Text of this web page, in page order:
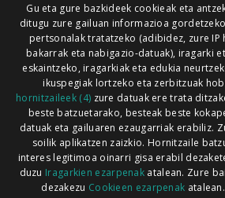
Gu eta gure bazkideek cookieak eta
ditugu zure gailuan informazioa
pertsonalak tratatzeko (adibidez, zure
bakarrak eta nabigazio-datuak), iragarki
eskaintzeko, iragarkiak eta edukia
ikuspegiak lortzeko eta zerbitzuak
hornitzaileek (4) zure datuak ere trata
beste batzuetarako, besteak beste
datuak eta gailuaren ezaugarriak erabiliz.
soilik aplikatzen zaizkio. Hornitzaile
interes legitimoa oinarri gisa erabil
duzu Iragarkien ezarpenak atalean. Zure
dezakezu Cookieen ezarpenak atalean.